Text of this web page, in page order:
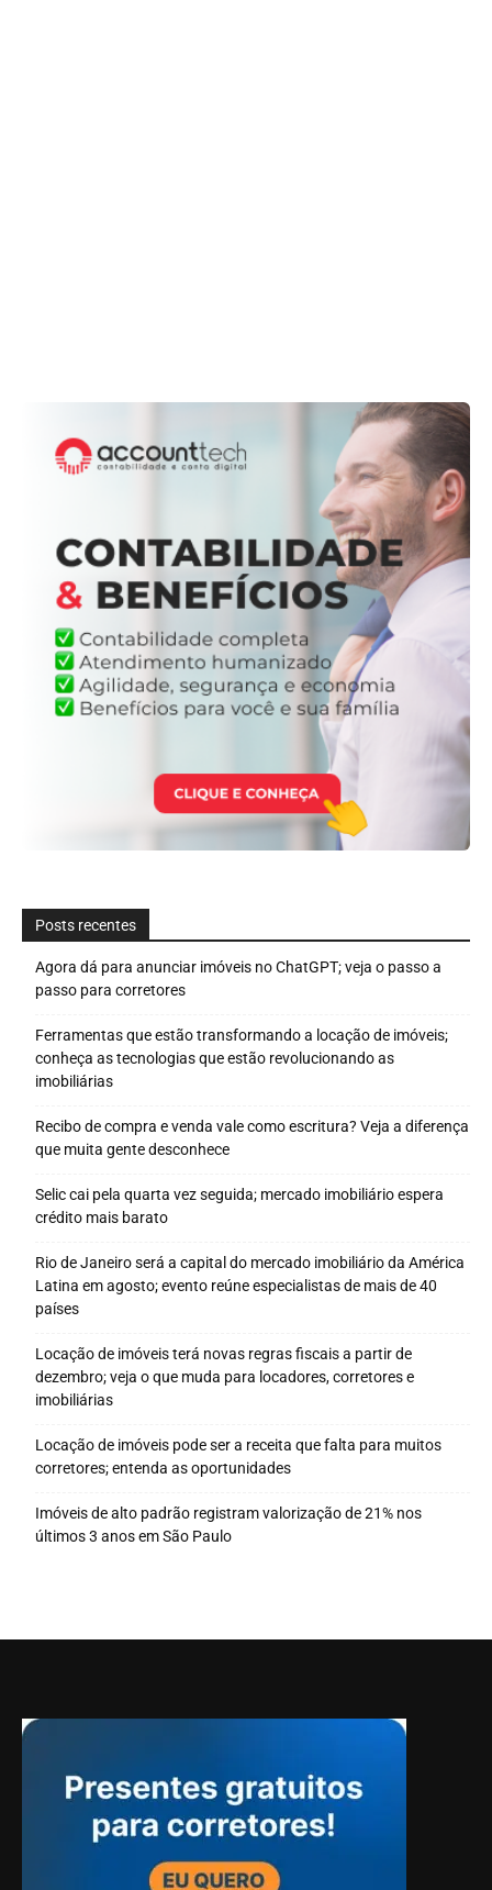
Posts recentes
Agora dá para anunciar imóveis no ChatGPT; veja o passo a
passo para corretores
Ferramentas que estão transformando a locação de imóveis;
conheça as tecnologias que estão revolucionando as
imobiliárias
Recibo de compra e venda vale como escritura? Veja a diferença
que muita gente desconhece
Selic cai pela quarta vez seguida; mercado imobiliário espera
crédito mais barato
Rio de Janeiro será a capital do mercado imobiliário da América
Latina em agosto; evento reúne especialistas de mais de 40
países
Locação de imóveis terá novas regras fiscais a partir de
dezembro; veja o que muda para locadores, corretores e
imobiliárias
Locação de imóveis pode ser a receita que falta para muitos
corretores; entenda as oportunidades
Imóveis de alto padrão registram valorização de 21% nos
últimos 3 anos em São Paulo